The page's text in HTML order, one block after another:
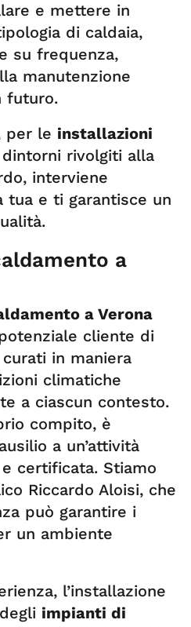
e mettere in
di caldaia,
su frequenza,
manutenzione
futuro.
per le installazioni
rivolgiti alla
interviene
tua e ti garantisce un
a
a Verona
cliente di
in maniera
climatiche
a ciascun contesto.
compito, è
a un’attività
certificata. Stiamo
Riccardo Aloisi, che
può garantire i
un ambiente
l’installazione
impianti di